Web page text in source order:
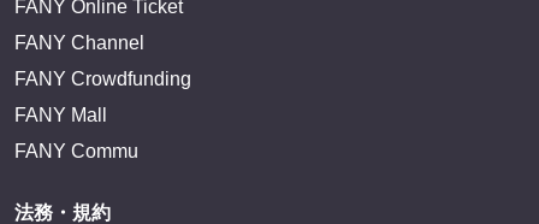
FANY Online Ticket
FANY Channel
FANY Crowdfunding
FANY Mall
FANY Commu
法務・規約